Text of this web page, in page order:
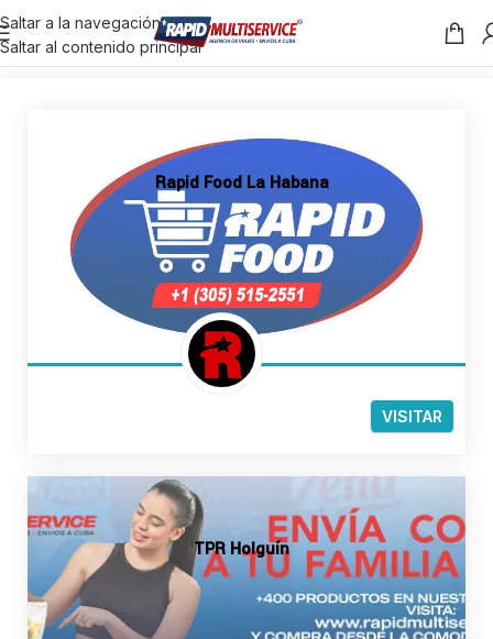
Saltar a la navegación
Saltar al contenido principal
Rapid Food La Habana
VISITAR
TPR Holguín